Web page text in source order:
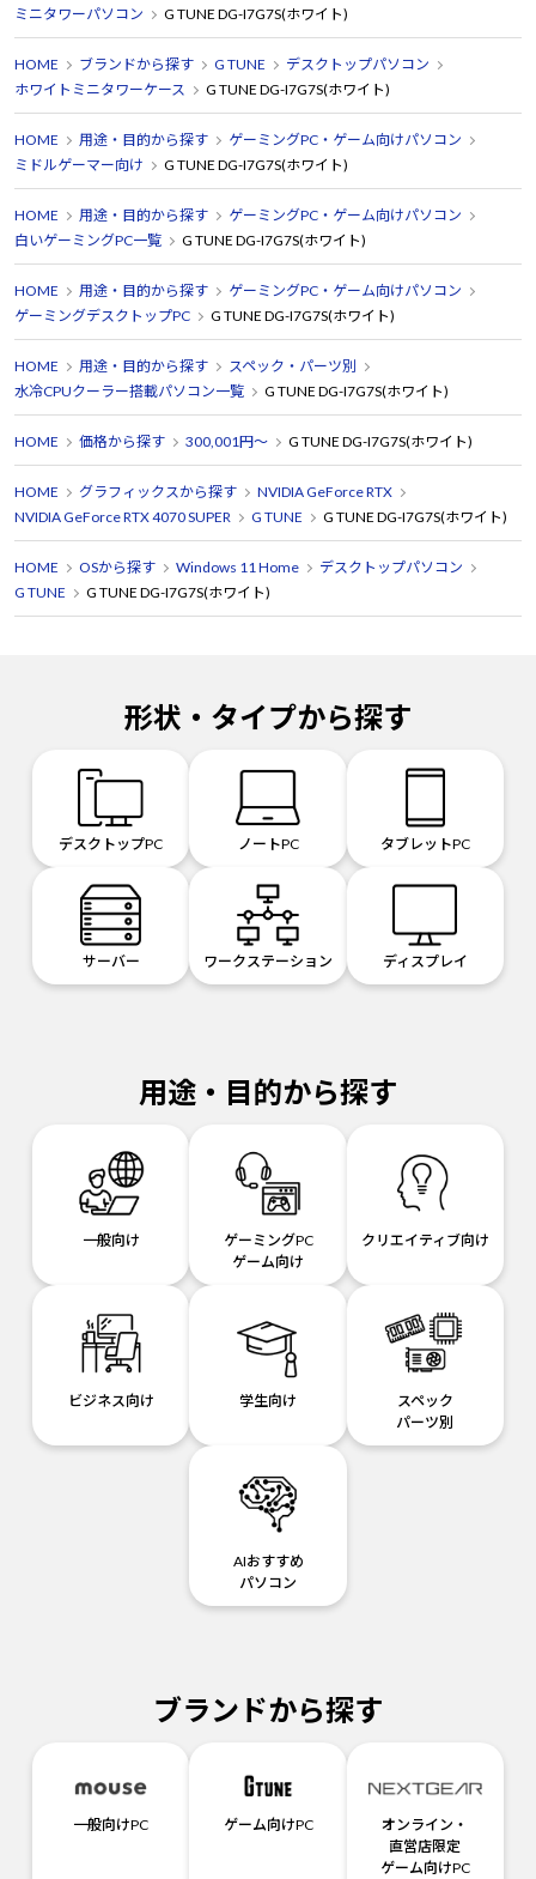
ミニタワーパソコン
G TUNE DG-I7G7S(ホワイト)
HOME ブランドから探す G TUNE
デスクトップパソコン
ホワイトミニタワーケース
G TUNE DG-I7G7S(ホワイト)
HOME 用途・目的から探す
ゲーミングPC・ゲーム向けパソコン
ミドルゲーマー向け
G TUNE DG-I7G7S(ホワイト)
HOME 用途・目的から探す
ゲーミングPC・ゲーム向けパソコン
白いゲーミングPC一覧
G TUNE DG-I7G7S(ホワイト)
HOME 用途・目的から探す
ゲーミングPC・ゲーム向けパソコン
ゲーミングデスクトップPC
G TUNE DG-I7G7S(ホワイト)
HOME 用途・目的から探す
スペック・パーツ別
水冷CPUクーラー搭載パソコン一覧
G TUNE DG-I7G7S(ホワイト)
HOME 価格から探す 300,001円～ G TUNE DG-I7G7S(ホワイト)
HOME グラフィックスから探す
NVIDIA GeForce RTX
NVIDIA GeForce RTX 4070 SUPER
G TUNE G TUNE DG-I7G7S(ホワイト)
HOME OSから探す Windows 11 Home
デスクトップパソコン
G TUNE
G TUNE DG-I7G7S(ホワイト)
形状・タイプから探す
デスクトップPC ノートPC タブレットPC
サーバー ワークステーション ディスプレイ
用途・目的から探す
一般向け
ゲーミングPC
ゲーム向け
クリエイティブ向け
ビジネス向け 学生向け
スペック
パーツ別
AIおすすめ
パソコン
ブランドから探す
一般向けPC ゲーム向けPC
オンライン・
直営店限定
ゲーム向けPC